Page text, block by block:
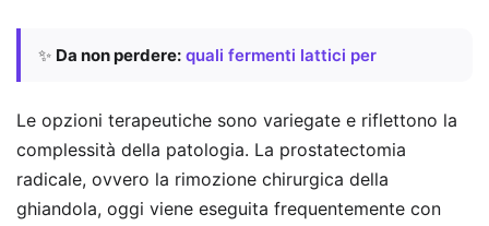
✨ Da non perdere: quali fermenti lattici per
Le opzioni terapeutiche sono variegate e riflettono la
complessità della patologia. La prostatectomia
radicale, ovvero la rimozione chirurgica della
ghiandola, oggi viene eseguita frequentemente con